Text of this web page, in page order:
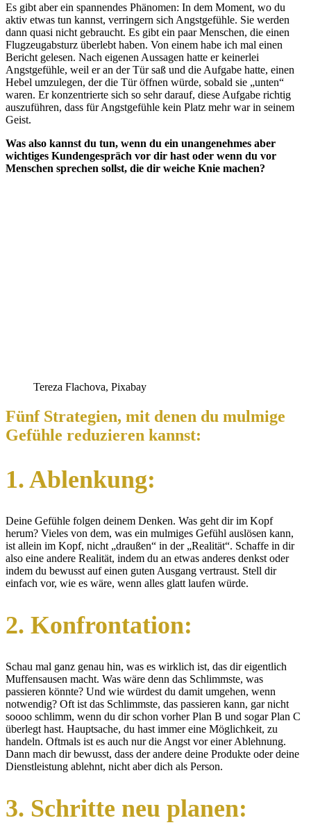
Es gibt aber ein spannendes Phänomen: In dem Moment, wo du
aktiv etwas tun kannst, verringern sich Angstgefühle. Sie werden
dann quasi nicht gebraucht. Es gibt ein paar Menschen, die einen
Flugzeugabsturz überlebt haben. Von einem habe ich mal einen
Bericht gelesen. Nach eigenen Aussagen hatte er keinerlei
Angstgefühle, weil er an der Tür saß und die Aufgabe hatte, einen
Hebel umzulegen, der die Tür öffnen würde, sobald sie „unten“
waren. Er konzentrierte sich so sehr darauf, diese Aufgabe richtig
auszuführen, dass für Angstgefühle kein Platz mehr war in seinem
Geist.
Was also kannst du tun, wenn du ein unangenehmes aber
wichtiges Kundengespräch vor dir hast oder wenn du vor
Menschen sprechen sollst, die dir weiche Knie machen?
Tereza Flachova, Pixabay
Fünf Strategien, mit denen du mulmige
Gefühle reduzieren kannst:
1. Ablenkung:
Deine Gefühle folgen deinem Denken. Was geht dir im Kopf
herum? Vieles von dem, was ein mulmiges Gefühl auslösen kann,
ist allein im Kopf, nicht „draußen“ in der „Realität“. Schaffe in dir
also eine andere Realität, indem du an etwas anderes denkst oder
indem du bewusst auf einen guten Ausgang vertraust. Stell dir
einfach vor, wie es wäre, wenn alles glatt laufen würde.
2. Konfrontation:
Schau mal ganz genau hin, was es wirklich ist, das dir eigentlich
Muffensausen macht. Was wäre denn das Schlimmste, was
passieren könnte? Und wie würdest du damit umgehen, wenn
notwendig? Oft ist das Schlimmste, das passieren kann, gar nicht
soooo schlimm, wenn du dir schon vorher Plan B und sogar Plan C
überlegt hast. Hauptsache, du hast immer eine Möglichkeit, zu
handeln. Oftmals ist es auch nur die Angst vor einer Ablehnung.
Dann mach dir bewusst, dass der andere deine Produkte oder deine
Dienstleistung ablehnt, nicht aber dich als Person.
3. Schritte neu planen: